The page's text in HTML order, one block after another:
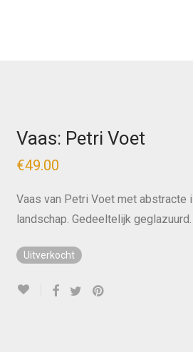
Vaas: Petri Voet
€49.00
Vaas van Petri Voet met abstracte
landschap. Gedeeltelijk geglazuurd.
Uitverkocht